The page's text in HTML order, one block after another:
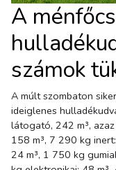
A
számok
A múlt szombaton
ideiglenes
látogató, 242 m³, azaz
158 m³, 7 290 kg
24 m³, 1 750 kg